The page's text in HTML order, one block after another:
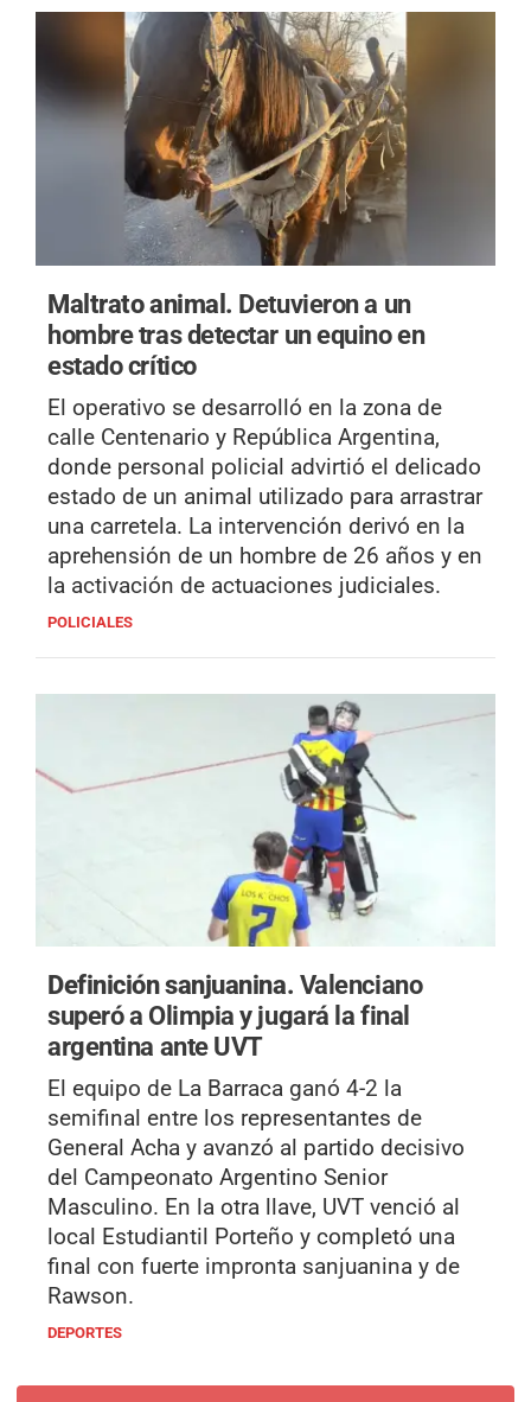
Maltrato animal. Detuvieron a un
hombre tras detectar un equino en
estado crítico
El operativo se desarrolló en la zona de
calle Centenario y República Argentina,
donde personal policial advirtió el delicado
estado de un animal utilizado para arrastrar
una carretela. La intervención derivó en la
aprehensión de un hombre de 26 años y en
la activación de actuaciones judiciales.
POLICIALES
Definición sanjuanina. Valenciano
superó a Olimpia y jugará la final
argentina ante UVT
El equipo de La Barraca ganó 4-2 la
semifinal entre los representantes de
General Acha y avanzó al partido decisivo
del Campeonato Argentino Senior
Masculino. En la otra llave, UVT venció al
local Estudiantil Porteño y completó una
final con fuerte impronta sanjuanina y de
Rawson.
DEPORTES